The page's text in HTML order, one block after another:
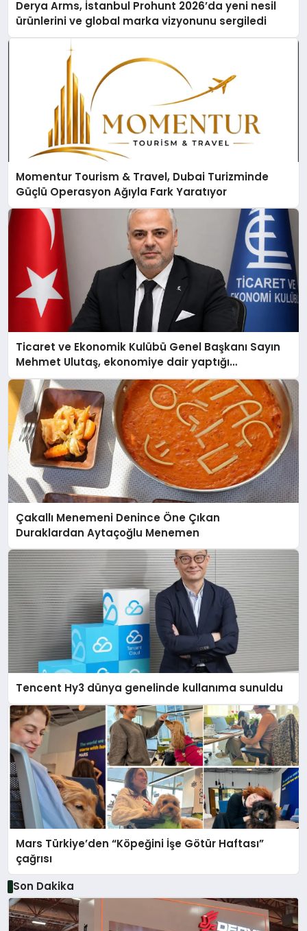
Derya Arms, İstanbul Prohunt 2026’da yeni nesil
ürünlerini ve global marka vizyonunu sergiledi
Momentur Tourism & Travel, Dubai Turizminde
Güçlü Operasyon Ağıyla Fark Yaratıyor
Ticaret ve Ekonomik Kulübü Genel Başkanı Sayın
Mehmet Ulutaş, ekonomiye dair yaptığı
açıklamada şunları kaydetti:
Çakallı Menemeni Denince Öne Çıkan
Duraklardan Aytaçoğlu Menemen
Tencent Hy3 dünya genelinde kullanıma sunuldu
Mars Türkiye’den “Köpeğini İşe Götür Haftası”
çağrısı
Son Dakika